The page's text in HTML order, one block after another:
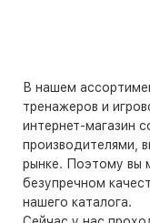
В нашем
тренажеров и
интернет-магазин
производителями,
рынке. Поэтому вы
безупречном
нашего каталога.